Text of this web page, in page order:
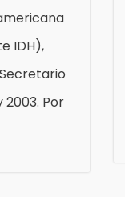
IDH),
2003. Por